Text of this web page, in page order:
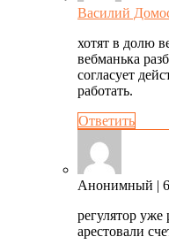
Василий
хотят в долю
вебманька
согласует
работать.
Ответить
Анонимный |
регулятор
арестовали